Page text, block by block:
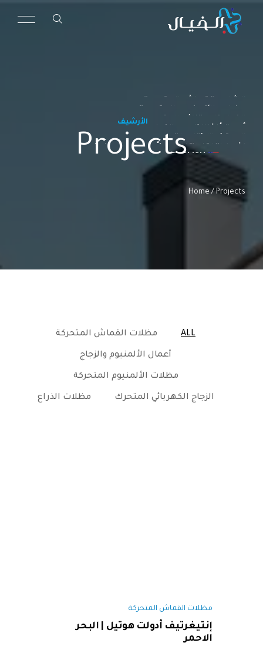
الزجاج الكهربائي المتحرك
الستائر المنسدلة
الأبواب القابلة للطي (أبواب الفولدينج)
اتصل بنا
ENGLISH
الأرشيف
Projects
Home /Projects
ALL مظلات القماش المتحركة
أعمال الألمنيوم والزجاج
مظلات الألمنيوم المتحركة
الزجاج الكهربائي المتحرك مظلات الذراع
مظلات القماش المتحركة
إنتيغرتيف أدولت هوتيل | البحر
الاحمر